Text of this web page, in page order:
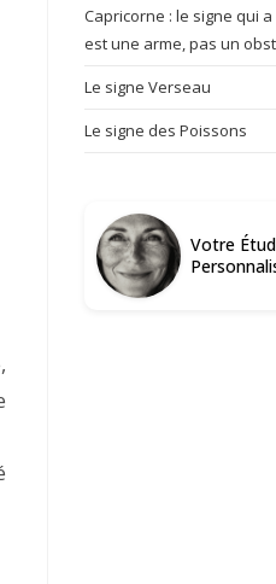
Capricorne : le signe qui
est une arme, pas un
Le signe Verseau
Le signe des Poissons
Votre